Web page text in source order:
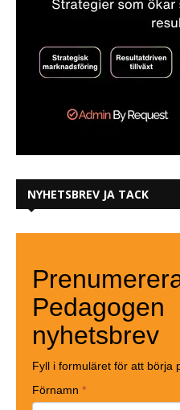
NYHETSBREV JA TACK